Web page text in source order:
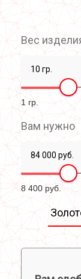
Вес
1 гр.
Вам нужно
8 400 руб.